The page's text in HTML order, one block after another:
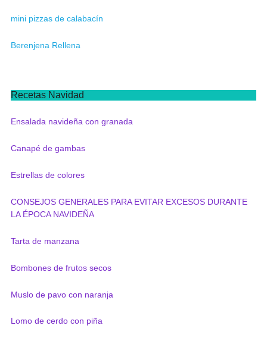
mini pizzas de calabacín
Berenjena Rellena
Recetas Navidad
Ensalada navideña con granada
Canapé de gambas
Estrellas de colores
CONSEJOS GENERALES PARA EVITAR EXCESOS DURANTE
LA ÉPOCA NAVIDEÑA
Tarta de manzana
Bombones de frutos secos
Muslo de pavo con naranja
Lomo de cerdo con piña